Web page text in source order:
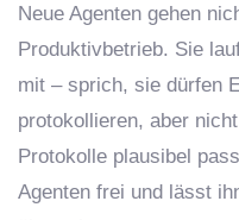
Neue Agenten gehen
Produktivbetrieb. Sie
mit – sprich, sie dürfen
protokollieren, aber
Protokolle plausibel
Agenten frei und lässt